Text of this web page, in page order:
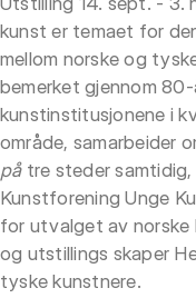
kunst er temaet for
mellom norske og
bemerket gjennom
kunstinstitusjonene i
område, samarbeider
på tre steder
Kunstforening Unge
for utvalget av norske
og utstillings skaper
tyske kunstnere.